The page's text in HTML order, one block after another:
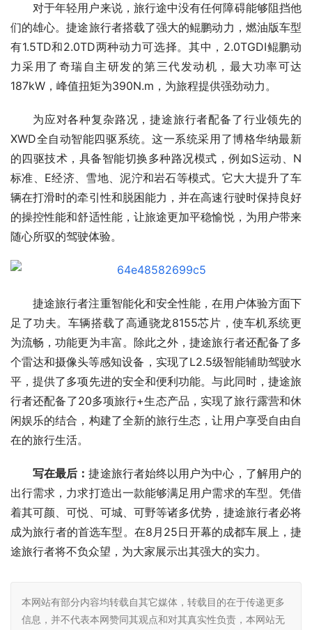
对于年轻用户来说，旅行途中没有任何障碍能够阻挡他
们的雄心。捷途旅行者搭载了强大的鲲鹏动力，燃油版车型
有1.5TD和2.0TD两种动力可选择。其中，2.0TGDI鲲鹏动
力采用了奇瑞自主研发的第三代发动机，最大功率可达
187kW，峰值扭矩为390N.m，为旅程提供强劲动力。
为应对各种复杂路况，捷途旅行者配备了行业领先的
XWD全自动智能四驱系统。这一系统采用了博格华纳最新
的四驱技术，具备智能切换多种路况模式，例如S运动、N
标准、E经济、雪地、泥泞和岩石等模式。它大大提升了车
辆在打滑时的牵引性和脱困能力，并在高速行驶时保持良好
的操控性能和舒适性能，让旅途更加平稳愉悦，为用户带来
随心所驭的驾驶体验。
捷途旅行者注重智能化和安全性能，在用户体验方面下
足了功夫。车辆搭载了高通骁龙8155芯片，使车机系统更
为流畅，功能更为丰富。除此之外，捷途旅行者还配备了多
个雷达和摄像头等感知设备，实现了L2.5级智能辅助驾驶水
平，提供了多项先进的安全和便利功能。与此同时，捷途旅
行者还配备了20多项旅行+生态产品，实现了旅行露营和休
闲娱乐的结合，构建了全新的旅行生态，让用户享受自由自
在的旅行生活。
写在最后：捷途旅行者始终以用户为中心，了解用户的
出行需求，力求打造出一款能够满足用户需求的车型。凭借
着其可颜、可悦、可城、可野等诸多优势，捷途旅行者必将
成为旅行者的首选车型。在8月25日开幕的成都车展上，捷
途旅行者将不负众望，为大家展示出其强大的实力。
本网站有部分内容均转载自其它媒体，转载目的在于传递更多
信息，并不代表本网赞同其观点和对其真实性负责，本网站无